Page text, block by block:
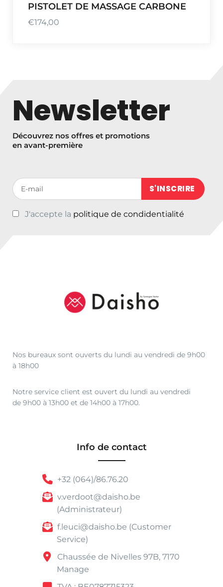
PISTOLET DE MASSAGE CARBONE
€174,00
Newsletter
Découvrez nos offres et promotions
en avant-première
Votre adresse de messagerie (obligatoire)
J'accepte la politique de condidentialité
Nos bureaux sont ouverts du lundi au vendredi de 9h00
à 18h00
Notre service client est ouvert du lundi au vendredi
de 9h00 à 13h00 et de 14h00 à 17h00.
Info de contact
+32 (064)/86.76.20
v.verdoot@daisho.be
(Administrateur)
f.leuci@daisho.be (Customer
Service)
Chaussée de Nivelles 97B, 7170
Manage